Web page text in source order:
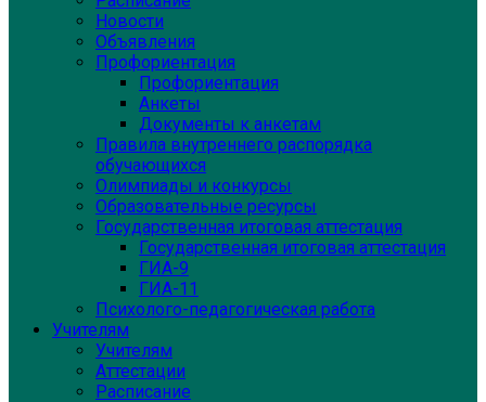
Новости
Объявления
Профориентация
Профориентация
Анкеты
Документы к анкетам
Правила внутреннего распорядка
обучающихся
Олимпиады и конкурсы
Образовательные ресурсы
Государственная итоговая аттестация
Государственная итоговая аттестация
ГИА-9
ГИА-11
Психолого-педагогическая работа
Учителям
Учителям
Аттестации
Расписание